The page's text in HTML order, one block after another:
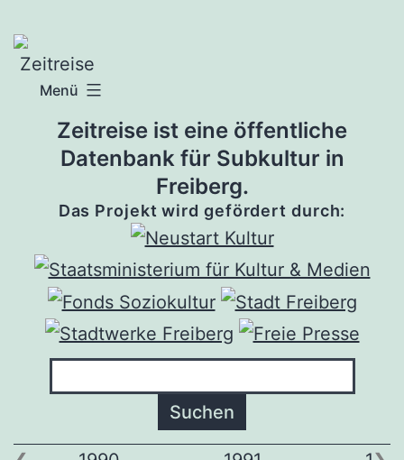
Inhalt
springen
Menü
Zeitreise ist eine öffentliche
Datenbank für Subkultur in
Freiberg.
Das Projekt wird gefördert durch: